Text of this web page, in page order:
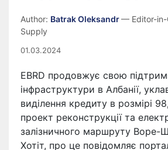
Author: Batrak Oleksandr— Editor-in-
Supply
01.03.2024
EBRD продовжує свою
інфраструктури в Албанії,
виділення кредиту в розмірі
проект реконструкції та
залізничного маршруту Воре-
Хотіт, про це повідомляє